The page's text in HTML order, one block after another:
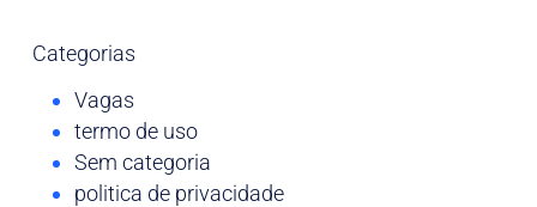
Categorias
Vagas
termo de uso
Sem categoria
politica de privacidade